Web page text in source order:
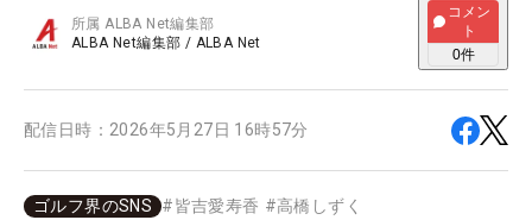
所属ALBA Net編集部
ALBA Net編集部 / ALBA Net
コメン
ト
0件
配信日時： 2026年5月27日 16時57分
ゴルフ界のSNS #皆吉愛寿香 #高橋しずく